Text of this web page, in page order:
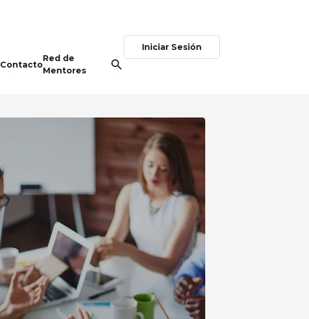
Contacto
Red de
Mentores
search
Iniciar Sesión